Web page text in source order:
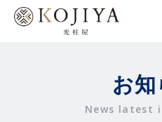
お
News latest